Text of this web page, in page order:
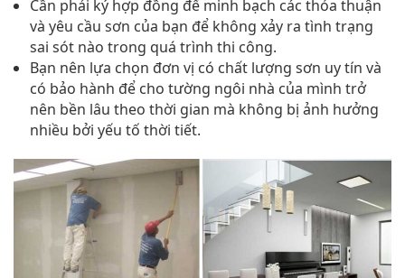
Cần phải ký hợp đồng để minh bạch các thỏa thuận
và yêu cầu sơn của bạn để không xảy ra tình trạng
sai sót nào trong quá trình thi công.
Bạn nên lựa chọn đơn vị có chất lượng sơn uy tín và
có bảo hành để cho tường ngôi nhà của mình trở
nên bền lâu theo thời gian mà không bị ảnh hưởng
nhiều bởi yếu tố thời tiết.